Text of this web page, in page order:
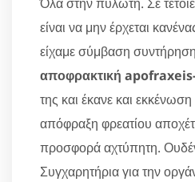
είναι να μην έρχεται
είχαμε σύμβαση
αποφρακτική
της και έκανε και εκκένωση
απόφραξη φρεατίου
προσφορά αχτύπητη.
Συγχαρητήρια για την